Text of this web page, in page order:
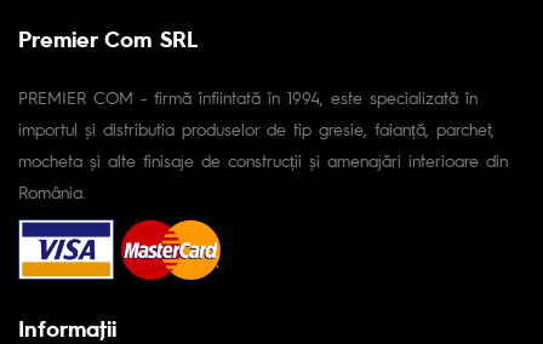
Premier Com SRL
PREMIER COM - firmă înfiintată în 1994, este specializată în
importul și distributia produselor de tip gresie, faianță, parchet,
mocheta și alte finisaje de construcții și amenajări interioare din
România.
Informaţii